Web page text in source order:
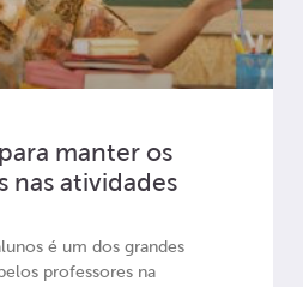
manter os
nas atividades
é um dos grandes
professores na